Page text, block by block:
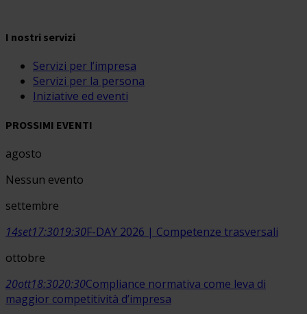
I nostri servizi
Servizi per l’impresa
Servizi per la persona
Iniziative ed eventi
PROSSIMI EVENTI
agosto
Nessun evento
settembre
14set17:3019:30F-DAY 2026 | Competenze trasversali
ottobre
20ott18:3020:30Compliance normativa come leva di
maggior competitività d’impresa